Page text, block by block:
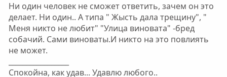
Ни один человек не сможет ответить, зачем он это
делает. Ни один.. А типа " Жысть дала трещину", "
Меня никто не любит" "Улица виновата" -бред
собачий. Сами виноваты.И никто на это повлиять
не может.
Спокойна, как удав... Удавлю любого..